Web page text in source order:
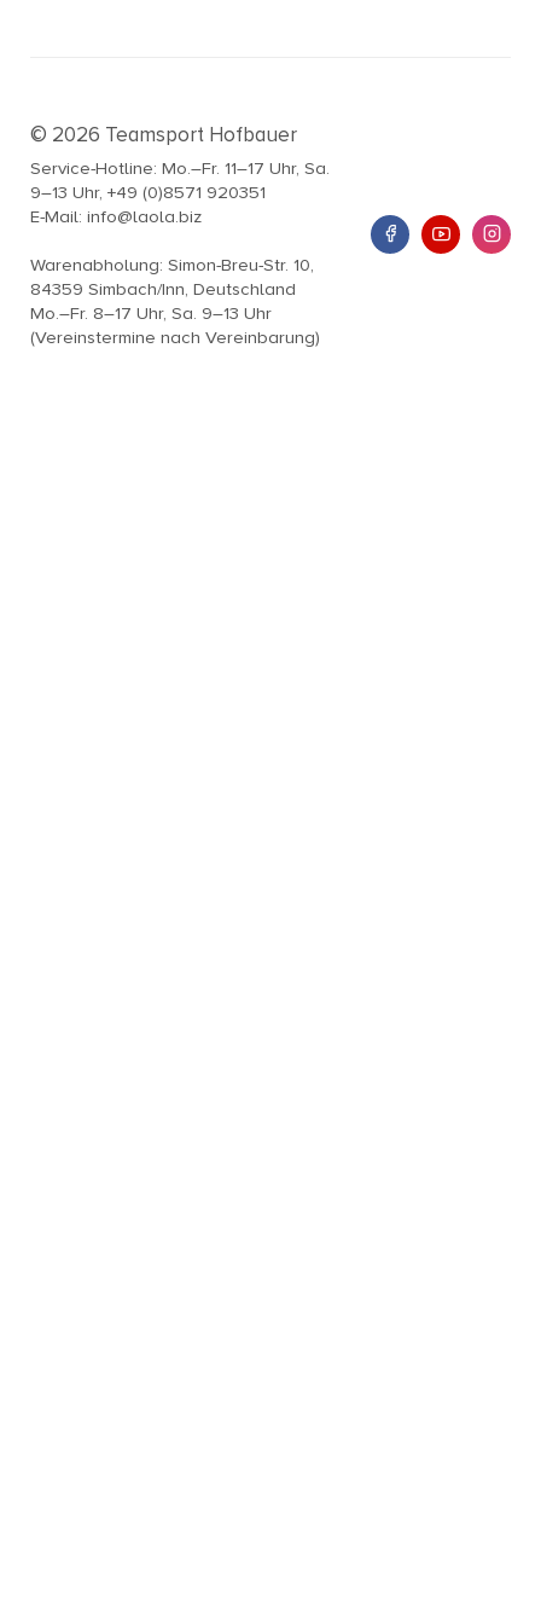
© 2026 Teamsport Hofbauer
Service-Hotline: Mo.–Fr. 11–17 Uhr, Sa.
9–13 Uhr, +49 (0)8571 920351
E-Mail: info@laola.biz
Warenabholung: Simon-Breu-Str. 10,
84359 Simbach/Inn, Deutschland
Mo.–Fr. 8–17 Uhr, Sa. 9–13 Uhr
(Vereinstermine nach Vereinbarung)